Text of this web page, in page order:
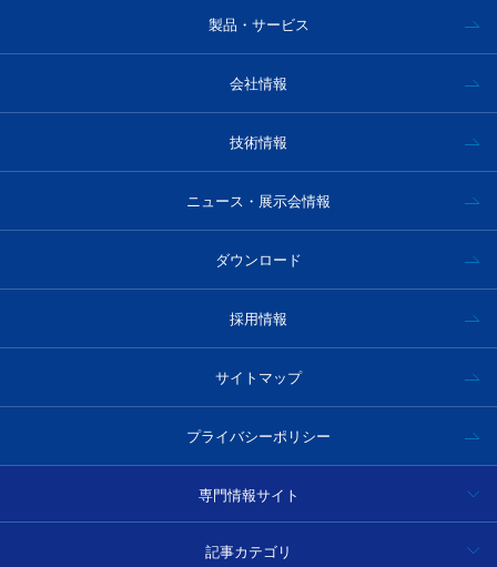
製品・サービス
会社情報
技術情報
ニュース・展示会情報
ダウンロード
採用情報
サイトマップ
プライバシーポリシー
専門情報サイト
ハイパースペクトルカメラ事例集・技術情報
記事カテゴリ